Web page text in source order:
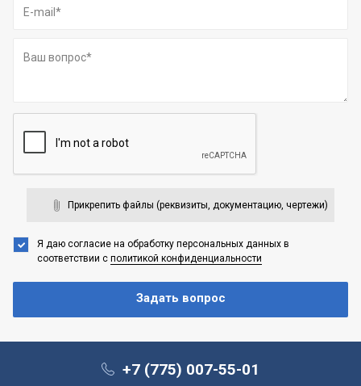
Прикрепить файлы (реквизиты, документацию, чертежи)
Я даю согласие на обработку персональных данных в
соответствии с политикой конфиденциальности
+7 (775) 007-55-01